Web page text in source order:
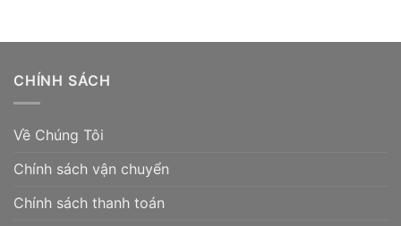
CHÍNH SÁCH
Về Chúng Tôi
Chính sách vận chuyển
Chính sách thanh toán